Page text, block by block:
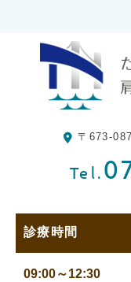
〒673-
Tel.
診療時間
09:00～12:30